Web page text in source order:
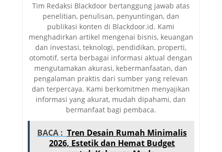
Tim Redaksi Blackdoor bertanggung jawab atas
penelitian, penulisan, penyuntingan, dan
publikasi konten di Blackdoor.id. Kami
menghadirkan artikel mengenai bisnis, keuangan
dan investasi, teknologi, pendidikan, properti,
otomotif, serta berbagai informasi aktual dengan
mengutamakan akurasi, kebermanfaatan, dan
pengalaman praktis dari sumber yang relevan
dan terpercaya. Kami berkomitmen menyajikan
informasi yang akurat, mudah dipahami, dan
bermanfaat bagi pembaca.
BACA : Tren Desain Rumah Minimalis
2026, Estetik dan Hemat Budget